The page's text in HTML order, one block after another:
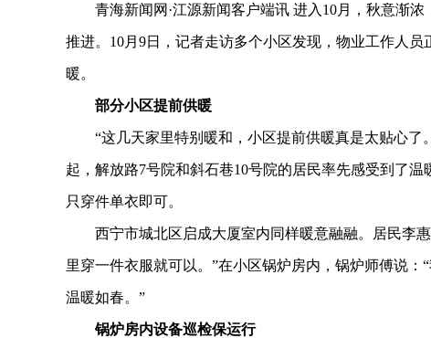
青海新闻网·江源新闻客户端讯 进入10月，秋意渐浓
推进。10月9日，记者走访多个小区发现，物业工作人
暖。
部分小区提前供暖
“这几天家里特别暖和，小区提前供暖真是太贴心了
起，解放路7号院和斜石巷10号院的居民率先感受到了
只穿件单衣即可。
西宁市城北区启成大厦室内同样暖意融融。居民李惠
里穿一件衣服就可以。”在小区锅炉房内，锅炉师傅说
温暖如春。”
锅炉房内设备巡检保运行